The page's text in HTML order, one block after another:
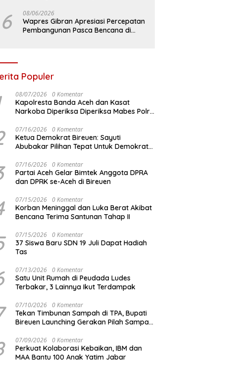
6 08/06/2026
Wapres Gibran Apresiasi Percepatan
Pembangunan Pasca Bencana di
Populer
08/07/2026 0 Komentar
Kapolresta Banda Aceh dan Kasat
Narkoba Diperiksa Diperiksa Mabes Polri,
07/16/2026 0 Komentar
Ketua Demokrat Bireuen: Sayuti
Abubakar Pilihan Tepat Untuk Demokrat
07/16/2026 0 Komentar
Partai Aceh Gelar Bimtek Anggota DPRA
dan DPRK se-Aceh di Bireuen
07/15/2026 0 Komentar
Korban Meninggal dan Luka Berat Akibat
Bencana Terima Santunan Tahap II
07/15/2026 0 Komentar
37 Siswa Baru SDN 19 Juli Dapat Hadiah
Tas
07/13/2026 0 Komentar
Satu Unit Rumah di Peudada Ludes
Terbakar, 3 Lainnya Ikut Terdampak
07/10/2026 0 Komentar
Tekan Timbunan Sampah di TPA, Bupati
Bireuen Launching Gerakan Pilah Sampah
07/09/2026 0 Komentar
Perkuat Kolaborasi Kebaikan, IBM dan
MAA Bantu 100 Anak Yatim Jabar